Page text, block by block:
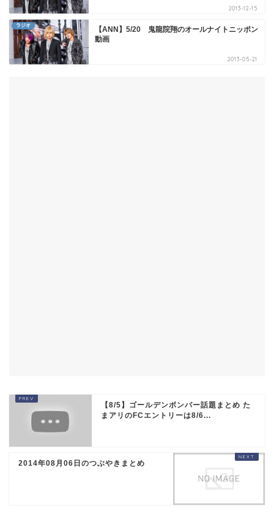
2013-12-15
ラジオ
【ANN】5/20 鬼龍院翔のオールナイトニッポン
動画
2013-05-21
【8/5】ゴールデンボンバー話題まとめ た
まアリのFCエントリーは8/6...
2014年08月06日のつぶやきまとめ